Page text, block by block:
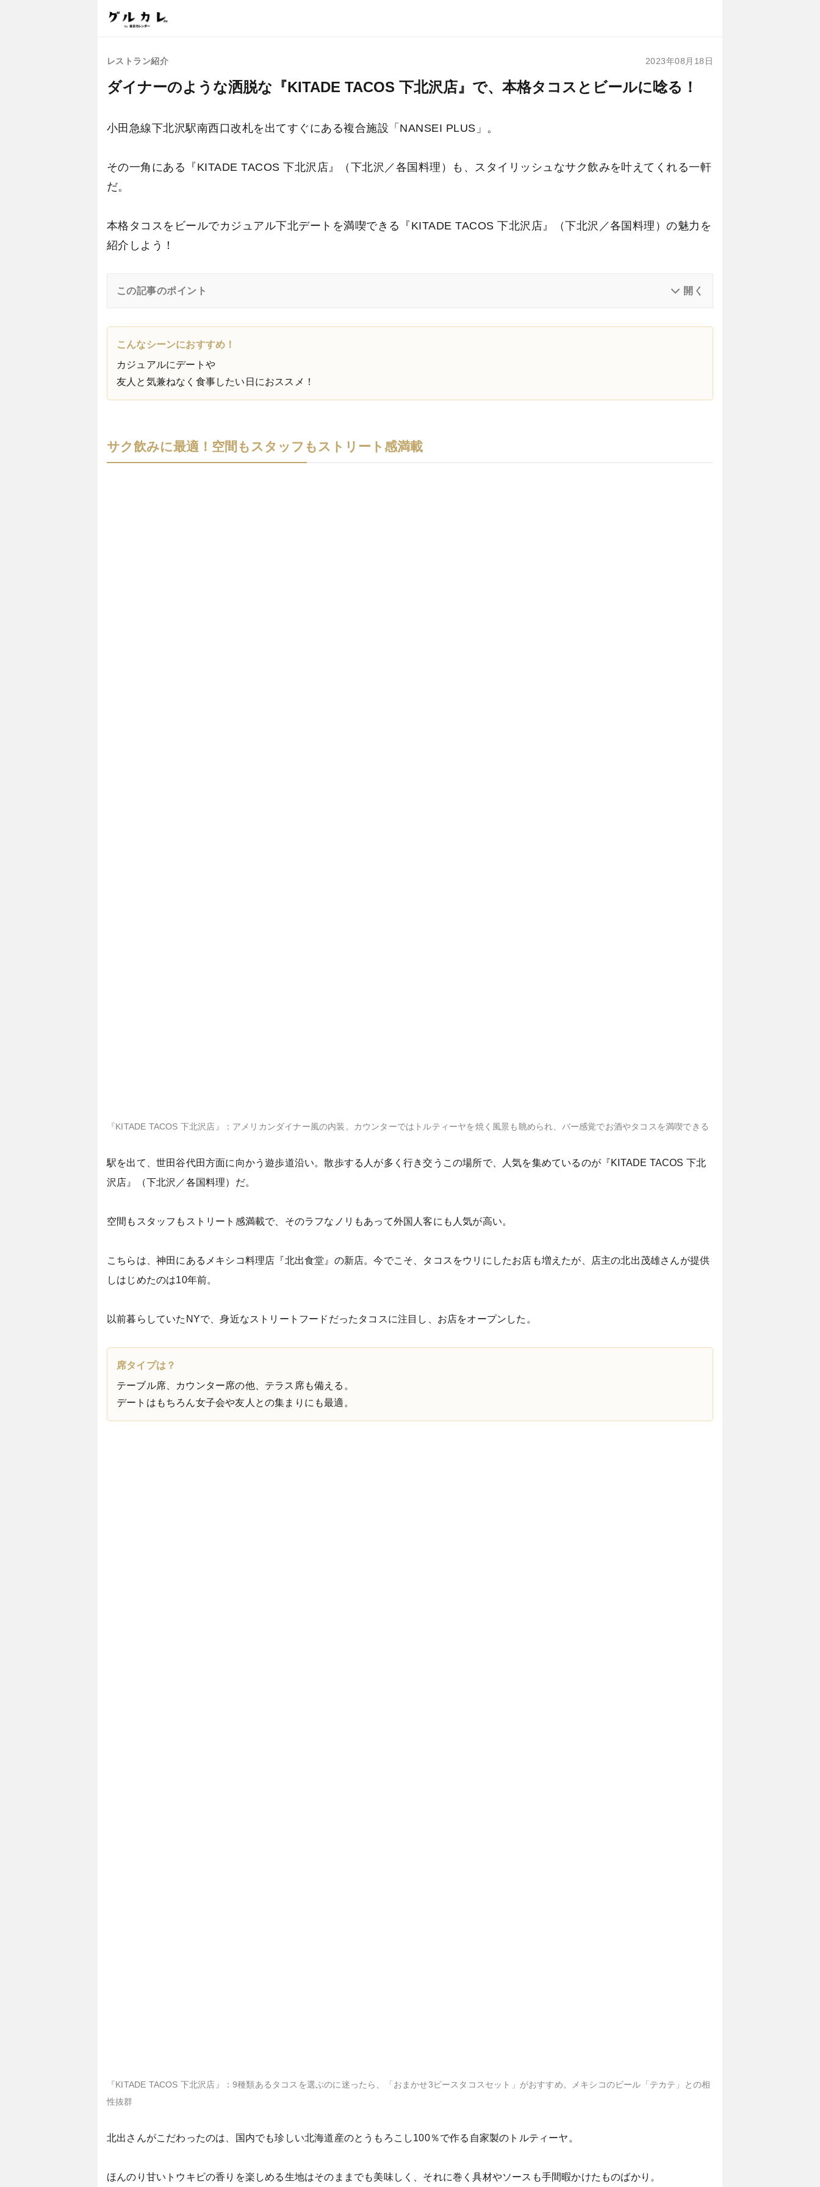
レストラン紹介 2023年08月18日
ダイナーのような洒脱な『KITADE TACOS 下北沢店』で、本格タコスとビールに唸る！
小田急線下北沢駅南西口改札を出てすぐにある複合施設「NANSEI PLUS」。
その一角にある『KITADE TACOS 下北沢店』（下北沢／各国料理）も、スタイリッシュなサク飲みを叶えてくれる一軒
だ。
本格タコスをビールでカジュアル下北デートを満喫できる『KITADE TACOS 下北沢店』（下北沢／各国料理）の魅力を
紹介しよう！
この記事のポイント
こんなシーンにおすすめ！
カジュアルにデートや
友人と気兼ねなく食事したい日におススメ！
サク飲みに最適！空間もスタッフもストリート感満載
『KITADE TACOS 下北沢店』：アメリカンダイナー風の内装。カウンターではトルティーヤを焼く風景も眺められ、バー感覚でお酒やタコスを満喫できる
駅を出て、世田谷代田方面に向かう遊歩道沿い。散歩する人が多く行き交うこの場所で、人気を集めているのが『KITADE TACOS 下北
沢店』（下北沢／各国料理）だ。
空間もスタッフもストリート感満載で、そのラフなノリもあって外国人客にも人気が高い。
こちらは、神田にあるメキシコ料理店『北出食堂』の新店。今でこそ、タコスをウリにしたお店も増えたが、店主の北出茂雄さんが提供
しはじめたのは10年前。
以前暮らしていたNYで、身近なストリートフードだったタコスに注目し、お店をオープンした。
席タイプは？
テーブル席、カウンター席の他、テラス席も備える。
デートはもちろん女子会や友人との集まりにも最適。
『KITADE TACOS 下北沢店』：9種類あるタコスを選ぶのに迷ったら、「おまかせ3ピースタコスセット」がおすすめ。メキシコのビール「テカテ」との相
性抜群
北出さんがこだわったのは、国内でも珍しい北海道産のとうもろこし100％で作る自家製のトルティーヤ。
ほんのり甘いトウキビの香りを楽しめる生地はそのままでも美味しく、それに巻く具材やソースも手間暇かけたものばかり。